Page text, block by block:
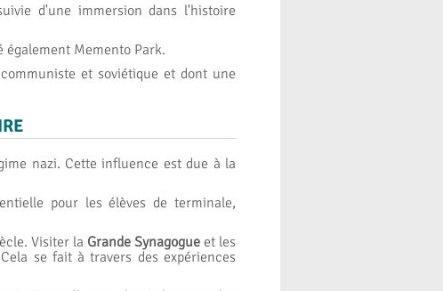
d'une immersion dans l'histoire
également Memento Park.
et soviétique et dont une
nazi. Cette influence est due à la
pour les élèves de terminale,
Visiter la Grande Synagogue et les
se fait à travers des expériences